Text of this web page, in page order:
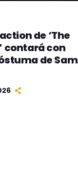
de ‘The
contará con
de Sam